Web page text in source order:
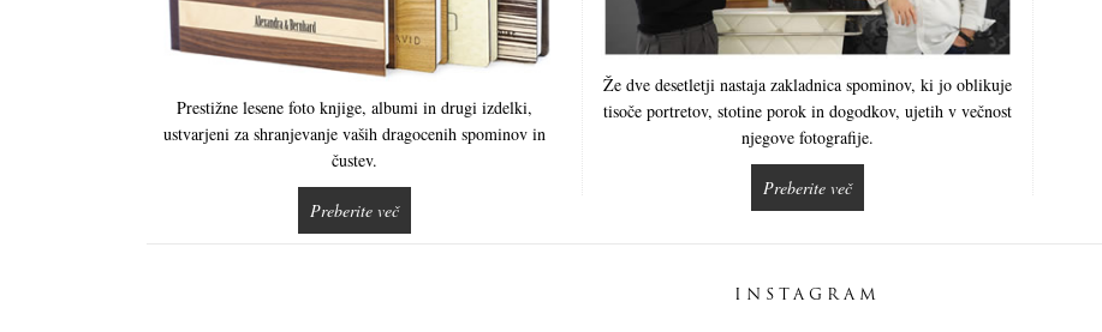
Prestižne lesene foto knjige, albumi in drugi izdelki,
ustvarjeni za shranjevanje vaših dragocenih spominov in
čustev.
Preberite več
Že dve desetletji nastaja zakladnica spominov, ki jo oblikuje
tisoče portretov, stotine porok in dogodkov, ujetih v večnost
njegove fotografije.
Preberite več
INSTAGRAM